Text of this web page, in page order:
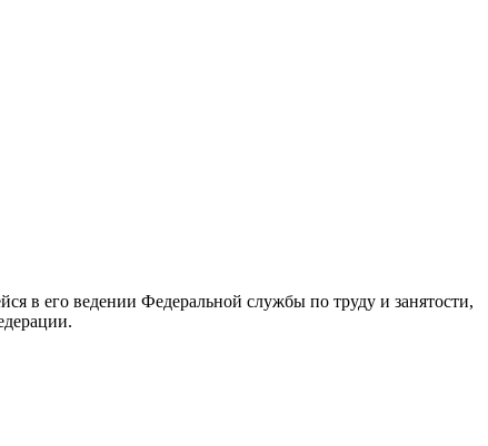
в его ведении Федеральной службы по труду и занятости,